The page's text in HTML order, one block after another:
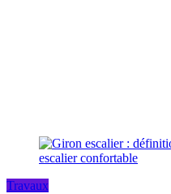
Travaux